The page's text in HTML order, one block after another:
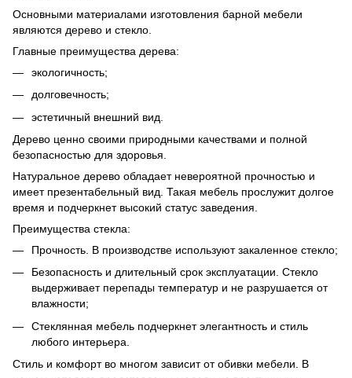
Основными материалами изготовления барной мебели
являются дерево и стекло.
Главные преимущества дерева:
экологичность;
долговечность;
эстетичный внешний вид.
Дерево ценно своими природными качествами и полной
безопасностью для здоровья.
Натуральное дерево обладает невероятной прочностью и
имеет презентабельный вид. Такая мебель прослужит долгое
время и подчеркнет высокий статус заведения.
Преимущества стекла:
Прочность. В производстве используют закаленное стекло;
Безопасность и длительный срок эксплуатации. Стекло
выдерживает перепады температур и не разрушается от
влажности;
Стеклянная мебель подчеркнет элегантность и стиль
любого интерьера.
Стиль и комфорт во многом зависит от обивки мебели. В